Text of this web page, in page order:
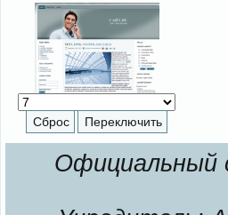
Официальный